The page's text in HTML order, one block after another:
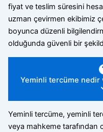
fiyat ve teslim süresini
uzman çevirmen ekibimiz
boyunca düzenli
olduğunda güvenli bir
Yeminli tercüme nedir
Yeminli tercüme, yeminli
veya mahkeme tarafından